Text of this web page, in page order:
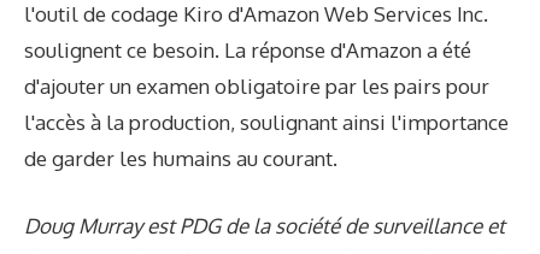
l'outil de codage Kiro d'Amazon Web Services Inc.
soulignent ce besoin. La réponse d'Amazon a été
d'ajouter un examen obligatoire par les pairs pour
l'accès à la production, soulignant ainsi l'importance
de garder les humains au courant.
Doug Murray est PDG de la société de surveillance et